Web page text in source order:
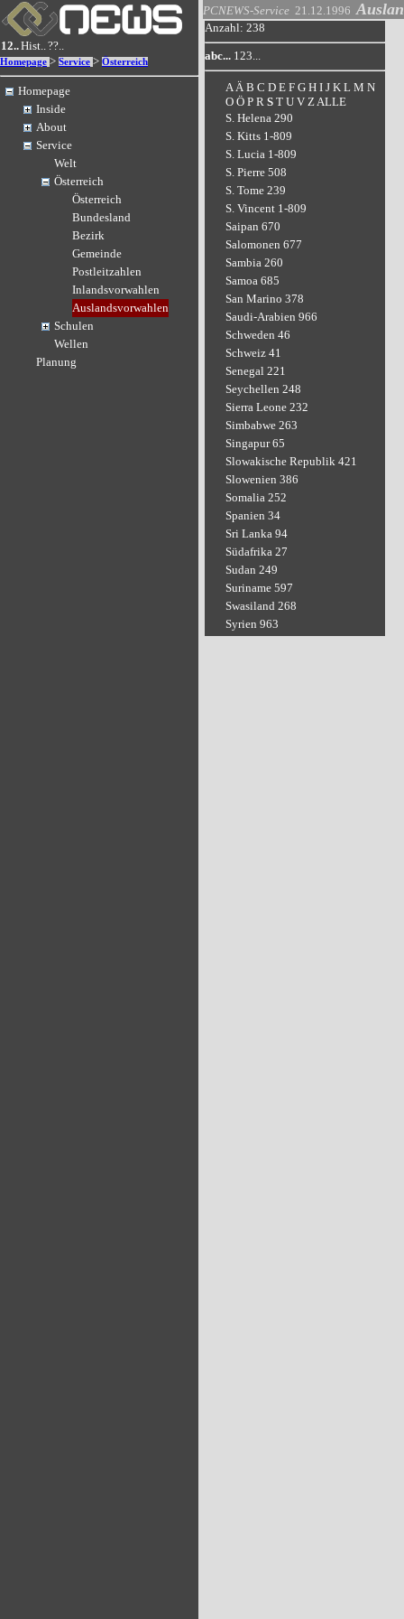
12..Hist..??..
Homepage > Service > Österreich
Homepage
Inside
About
Service
Welt
Österreich
Österreich
Bundesland
Bezirk
Gemeinde
Postleitzahlen
Inlandsvorwahlen
Auslandsvorwahlen
Schulen
Wellen
Planung
PCNEWS-Service 21.12.1996
Anzahl: 238
abc... 123...
A Ä B C D E F G H I J K L M N
O Ö P R S T U V Z ALLE
S. Helena 290
S. Kitts 1-809
S. Lucia 1-809
S. Pierre 508
S. Tome 239
S. Vincent 1-809
Saipan 670
Salomonen 677
Sambia 260
Samoa 685
San Marino 378
Saudi-Arabien 966
Schweden 46
Schweiz 41
Senegal 221
Seychellen 248
Sierra Leone 232
Simbabwe 263
Singapur 65
Slowakische Republik 421
Slowenien 386
Somalia 252
Spanien 34
Sri Lanka 94
Südafrika 27
Sudan 249
Suriname 597
Swasiland 268
Syrien 963